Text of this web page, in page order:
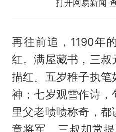
打开网易新闻
再往前追，1190年
红。满屋藏书，三
描红。五岁稚子执
神；七岁观雪作诗
里父老啧啧称奇，